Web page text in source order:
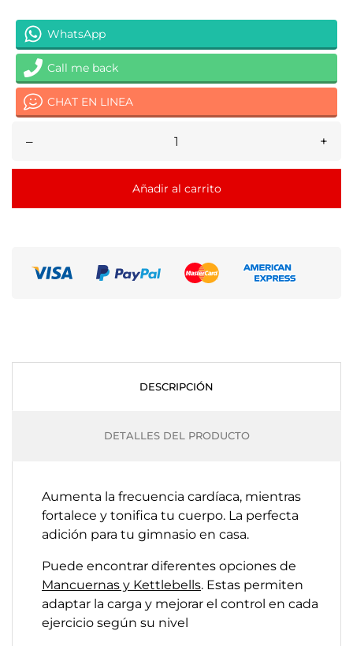
WhatsApp
Call me back
CHAT EN LINEA
– +
Añadir al carrito
DESCRIPCIÓN
DETALLES DEL PRODUCTO
Aumenta la frecuencia cardíaca, mientras
fortalece y tonifica tu cuerpo. La perfecta
adición para tu gimnasio en casa.
Puede encontrar diferentes opciones de
Mancuernas y Kettlebells. Estas permiten
adaptar la carga y mejorar el control en cada
ejercicio según su nivel